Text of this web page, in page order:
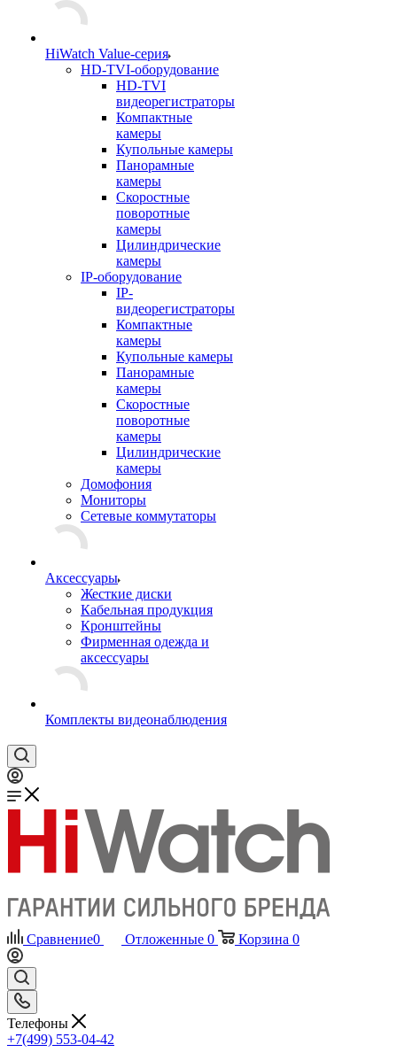
HiWatch Value-серия
HD-TVI-оборудование
HD-TVI
видеорегистраторы
Компактные
камеры
Купольные камеры
Панорамные
камеры
Скоростные
поворотные
камеры
Цилиндрические
камеры
IP-оборудование
IP-
видеорегистраторы
Компактные
камеры
Купольные камеры
Панорамные
камеры
Скоростные
поворотные
камеры
Цилиндрические
камеры
Домофония
Мониторы
Сетевые коммутаторы
Аксессуары
Жесткие диски
Кабельная продукция
Кронштейны
Фирменная одежда и
аксессуары
Комплекты видеонаблюдения
Сравнение0 Отложенные 0 Корзина 0
Телефоны
+7(499) 553-04-42